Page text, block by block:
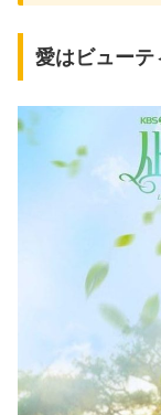
愛はビューテ